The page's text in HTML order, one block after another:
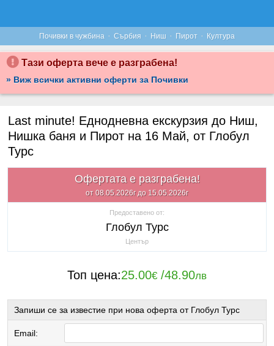
Почивки в чужбина · Сърбия · Ниш · Пирот · Култура
Тази оферта вече е разграбена!
» Виж всички активни оферти за Почивки
Last minute! Еднодневна екскурзия до Ниш,
Нишка баня и Пирот на 16 Май, от Глобул
Турс
Офертата е разграбена!
от 08.05.2026г до 15.05.2026г
Предоставено от:
Глобул Турс
Център
Топ цена:25.00€ /48.90лв
Запиши се за известие при нова оферта от Глобул Турс
Email: